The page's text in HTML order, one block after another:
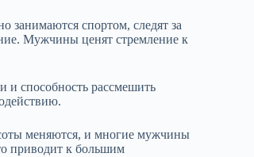
занимаются спортом, следят за
Мужчины ценят стремление к
способность рассмешить
меняются, и многие мужчины
приводит к большим